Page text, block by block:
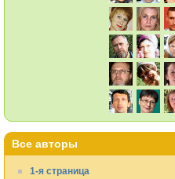
Все авторы
1-я страница